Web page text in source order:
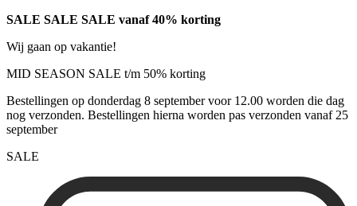
SALE SALE SALE vanaf 40% korting
Wij gaan op vakantie!
MID SEASON SALE t/m 50% korting
Bestellingen op donderdag 8 september voor 12.00 worden die dag
nog verzonden. Bestellingen hierna worden pas verzonden vanaf 25
september
SALE